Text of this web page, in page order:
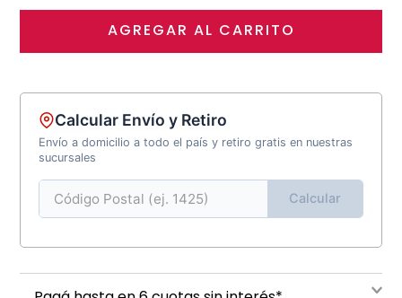
AGREGAR AL CARRITO
Calcular Envío y Retiro
Envío a domicilio a todo el país y retiro gratis en nuestras
sucursales
Calcular